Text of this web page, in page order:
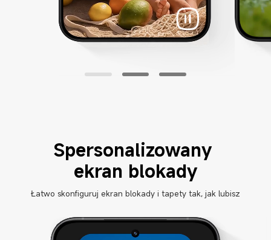
Spersonalizowany
ekran blokady
Łatwo skonfiguruj ekran blokady i tapety tak, jak lubisz